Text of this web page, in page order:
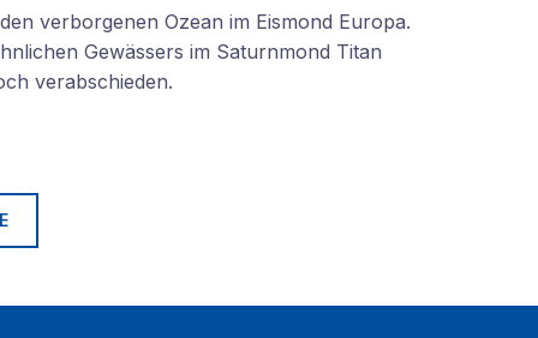
verborgenen Ozean im Eismond Europa.
Gewässers im Saturnmond Titan
verabschieden.